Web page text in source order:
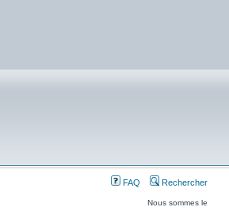
FAQ Rechercher
Nous sommes le